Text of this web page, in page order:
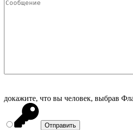
докажите, что вы человек, выбрав